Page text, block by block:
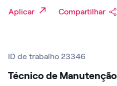
Aplicar Compartilhar
ID de trabalho 23346
Técnico de